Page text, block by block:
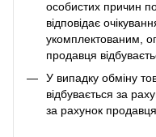
особистих причин
відповідає
укомплектованим,
продавця
У випадку обміну
відбувається за
за рахунок продавця.